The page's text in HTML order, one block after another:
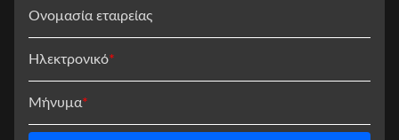
Ονομασία εταιρείας
Ηλεκτρονικό*
Μήνυμα*